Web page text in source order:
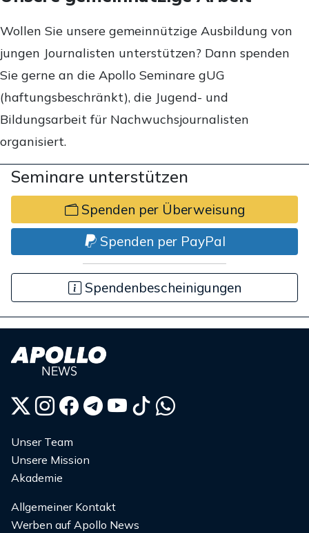
Wollen Sie unsere gemeinnützige Ausbildung von
jungen Journalisten unterstützen? Dann spenden
Sie gerne an die Apollo Seminare gUG
(haftungsbeschränkt), die Jugend- und
Bildungsarbeit für Nachwuchsjournalisten
organisiert.
Seminare unterstützen
Spenden per Überweisung
Spenden per PayPal
Spendenbescheinigungen
Unser Team
Unsere Mission
Akademie
Allgemeiner Kontakt
Werben auf Apollo News